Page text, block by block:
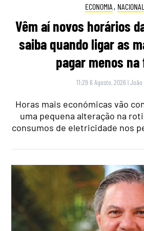
ECONOMIA , NACIONAL
Vêm aí novos horários
saiba quando ligar as
pagar menos
11:29 6 Agosto, 2026 |João
Horas mais económicas vão
uma pequena alteração na
consumos de eletricidade nos